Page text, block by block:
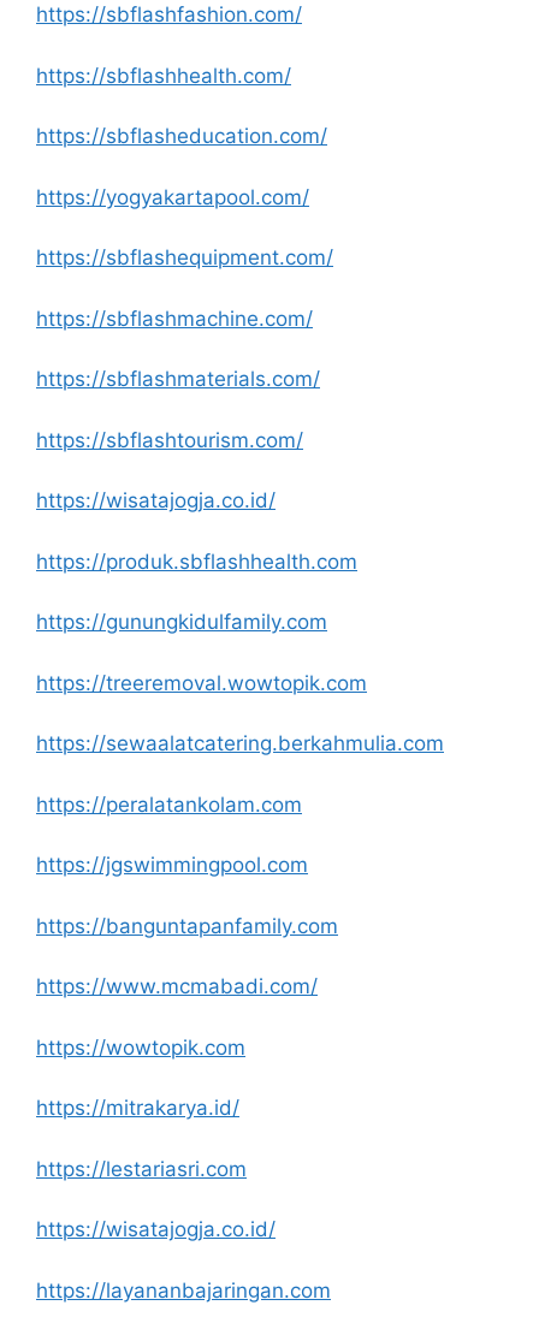
https://sbflashfashion.com/
https://sbflashhealth.com/
https://sbflasheducation.com/
https://yogyakartapool.com/
https://sbflashequipment.com/
https://sbflashmachine.com/
https://sbflashmaterials.com/
https://sbflashtourism.com/
https://wisatajogja.co.id/
https://produk.sbflashhealth.com
https://gunungkidulfamily.com
https://treeremoval.wowtopik.com
https://sewaalatcatering.berkahmulia.com
https://peralatankolam.com
https://jgswimmingpool.com
https://banguntapanfamily.com
https://www.mcmabadi.com/
https://wowtopik.com
https://mitrakarya.id/
https://lestariasri.com
https://wisatajogja.co.id/
https://layananbajaringan.com